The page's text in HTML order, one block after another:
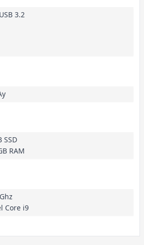
3.2
SSD
RAM
Core i9